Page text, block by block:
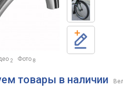
2 Фото 8
товары в наличии